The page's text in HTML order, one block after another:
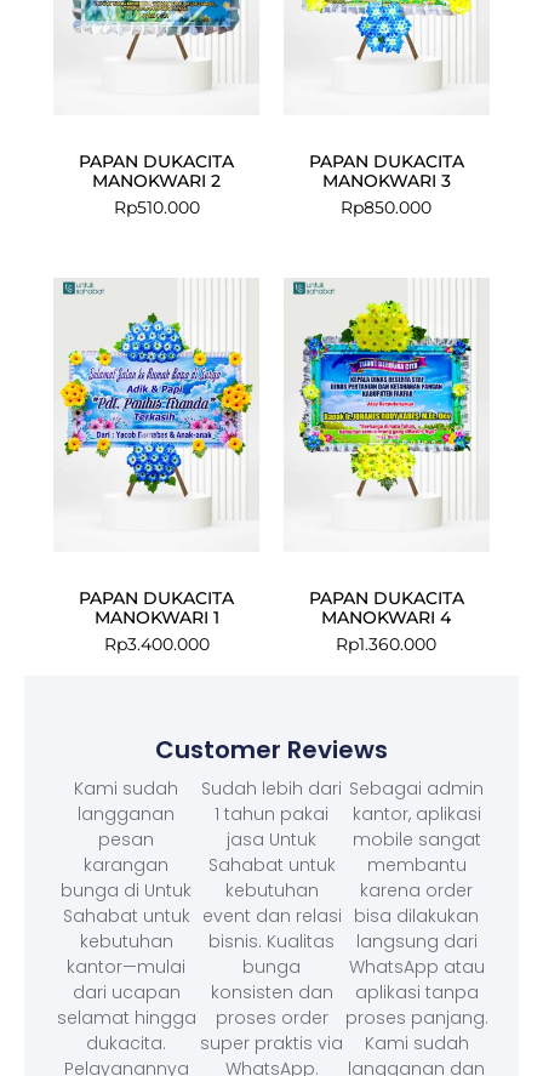
PAPAN DUKACITA
MANOKWARI 2
Rp510.000
PAPAN DUKACITA
MANOKWARI 3
Rp850.000
PAPAN DUKACITA
MANOKWARI 1
Rp3.400.000
PAPAN DUKACITA
MANOKWARI 4
Rp1.360.000
Customer Reviews
Kami sudah
langganan
pesan
karangan
bunga di Untuk
Sahabat untuk
kebutuhan
kantor—mulai
dari ucapan
selamat hingga
dukacita.
Pelayanannya
Sudah lebih dari
1 tahun pakai
jasa Untuk
Sahabat untuk
kebutuhan
event dan relasi
bisnis. Kualitas
bunga
konsisten dan
proses order
super praktis via
WhatsApp.
Sebagai admin
kantor, aplikasi
mobile sangat
membantu
karena order
bisa dilakukan
langsung dari
WhatsApp atau
aplikasi tanpa
proses panjang.
Kami sudah
langganan dan